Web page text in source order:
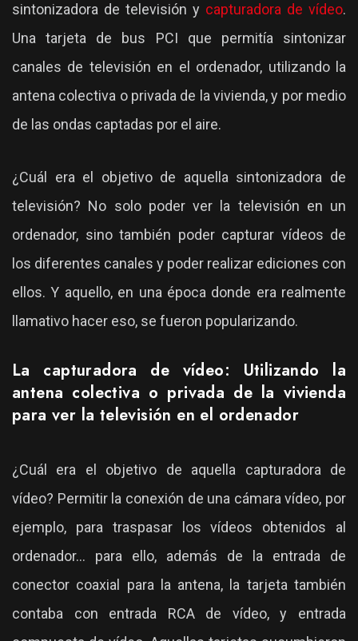
sintonizadora de televisión y capturadora de vídeo.
Una tarjeta de bus PCI que permitía sintonizar
canales de televisión en el ordenador, utilizando la
antena colectiva o privada de la vivienda, y por medio
de las ondas captadas por el aire.
¿Cuál era el objetivo de aquella sintonizadora de
televisión? No solo poder ver la televisión en un
ordenador, sino también poder capturar vídeos de
los diferentes canales y poder realizar ediciones con
ellos. Y aquello, en una época donde era realmente
llamativo hacer eso, se fueron popularizando.
La capturadora de vídeo: Utilizando la
antena colectiva o privada de la vivienda
para ver la televisión en el ordenador
¿Cuál era el objetivo de aquella capturadora de
vídeo? Permitir la conexión de una cámara vídeo, por
ejemplo, para traspasar los vídeos obtenidos al
ordenador... para ello, además de la entrada de
conector coaxial para la antena, la tarjeta también
contaba con entrada RCA de vídeo, y entrada